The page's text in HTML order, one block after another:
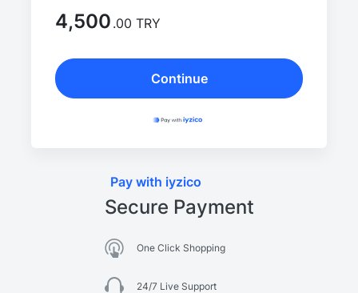
4,500 .00 TRY
Continue
Pay with iyzico
Secure Payment
One Click Shopping
24/7 Live Support